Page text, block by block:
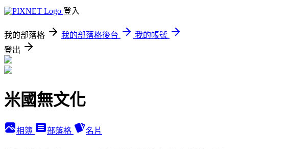
登入
我的部落格 我的部落格後台
我的帳號
登出
米國無文化
相簿 部落格 名片